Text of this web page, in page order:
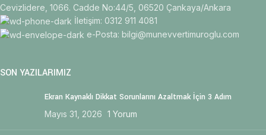
Cevizlidere, 1066. Cadde No:44/5, 06520 Çankaya/Ankara
İletişim: 0312 911 4081
e-Posta: bilgi@munevvertimuroglu.com
SON YAZILARIMIZ
Ekran Kaynaklı Dikkat Sorunlarını Azaltmak İçin 3 Adım
Mayıs 31, 2026 1 Yorum